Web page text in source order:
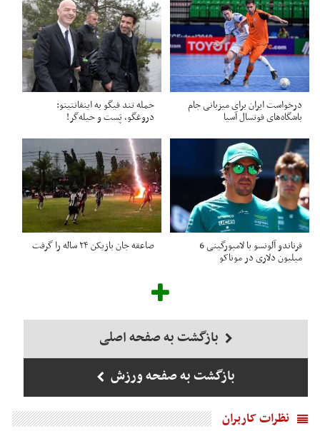
درخواست ایران برای میزبانی جام
باشگاه‌های فوتسال آسیا
حمله تند فیگو به اینفانتینو:
دروغگو، پَست‌ و حیله‌گر!
فرناندو آلونسو با لامبورگینی 6
میلیون دلاری در موناکو
صاعقه جان بازیکن ۲۴ ساله را گرفت
بازگشت به صفحه اصلی
بازگشت به صفحه ورزش
نظرات کاربران